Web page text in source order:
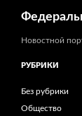
Новостной
РУБРИКИ
Без рубрики
Общество